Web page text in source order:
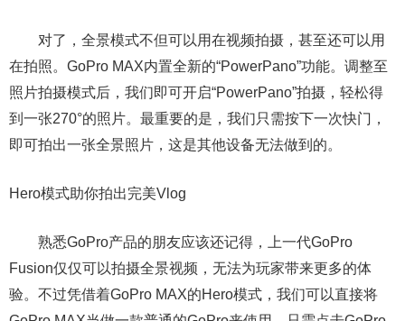
对了，全景模式不但可以用在视频拍摄，甚至还可以用
在拍照。GoPro MAX内置全新的“PowerPano”功能。调整至
照片拍摄模式后，我们即可开启“PowerPano”拍摄，轻松得
到一张270°的照片。最重要的是，我们只需按下一次快门，
即可拍出一张全景照片，这是其他设备无法做到的。
Hero模式助你拍出完美Vlog
熟悉GoPro产品的朋友应该还记得，上一代GoPro
Fusion仅仅可以拍摄全景视频，无法为玩家带来更多的体
验。不过凭借着GoPro MAX的Hero模式，我们可以直接将